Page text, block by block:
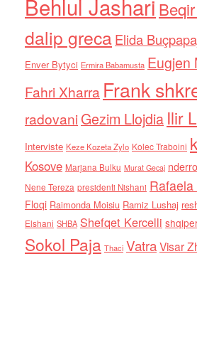
Behlul Jashari
dalip grecaElida
Enver Bytyci Ermira Babamusta Eugjen
Fahri Xharra Frank
radovaniGezim Llojdia Ilir
Interviste Keze Kozeta Zylo Kolec Traboini
Kosove Marjana Bulku Murat Gecaj
Nene Tereza presidenti Nishani Rafaela
Floqi Raimonda Moisiu Ramiz Lushaj
Elshani SHBA Shefqet Kercelli
Sokol Paja Thaci VatraVisar